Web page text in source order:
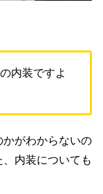
内装ですよ
がわからないの
内装についても